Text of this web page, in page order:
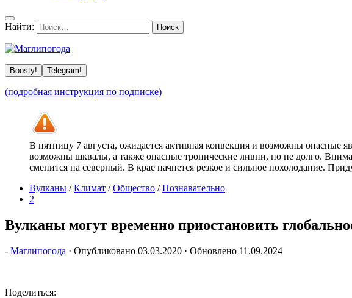
Найти:
Boosty! Telegram!
(подробная инструкция по подписке)
В пятницу 7 августа, ожидается активная конвекция и возможны опасные
возможны шквалы, а также опасные тропические ливни, но не долго.
сменится на северный. В крае начнется резкое и сильное похолодание.
Вулканы / Климат / Общество / Познавательно
2
Вулканы могут временно приостановить
- Маглипогода · Опубликовано 03.03.2020 · Обновлено 11.09.2024
Поделиться: